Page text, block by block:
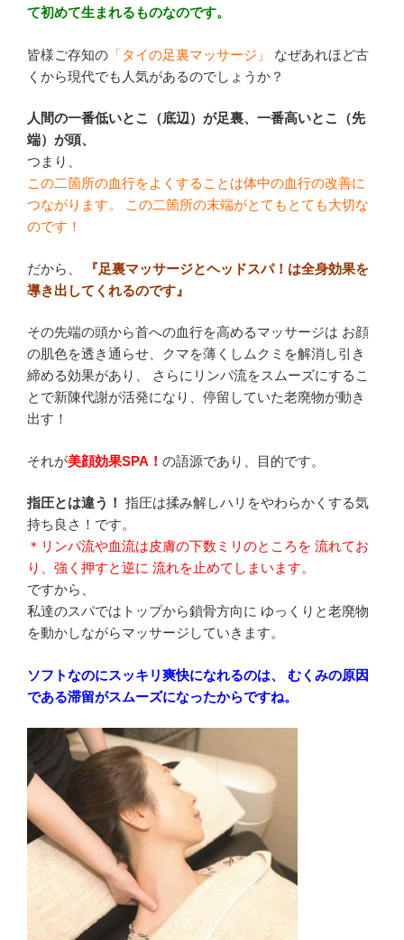
て初めて生まれるものなのです。
皆様ご存知の 「タイの足裏マッサージ」
なぜあれほど古
くから現代でも人気があるのでしょうか？
人間の一番低いとこ（底辺）が足裏、一番高いとこ（先
端）が頭、
つまり、
この二箇所の血行をよくすることは体中の血行の改善に
つながります。 この二箇所の末端がとてもとても大切な
のです！
だから、
『足裏マッサージとヘッドスパ！は全身効果を
導き出してくれるのです』
その先端の頭から首への血行を高めるマッサージは お顔
の肌色を透き通らせ、クマを薄くしムクミを解消し引き
締める効果があり、 さらにリンパ流をスムーズにするこ
とで新陳代謝が活発になり、停留していた老廃物が動き
出す！
それが美顔効果SPA！ の語源であり、目的です。
指圧とは違う！ 指圧は揉み解しハリをやわらかくする気
持ち良さ！です。
＊リンパ流や血流は皮膚の下数ミリのところを 流れてお
り、強く押すと逆に 流れを止めてしまいます。
ですから、
私達のスパではトップから鎖骨方向に ゆっくりと老廃物
を動かしながらマッサージしていきます。
ソフトなのにスッキリ爽快になれるのは、 むくみの原因
である滞留がスムーズになったからですね。